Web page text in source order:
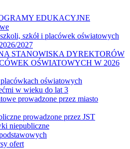
EDUKACYJNE
szkół i placówek oświatowych
2027
STANOWISKA DYREKTORÓW
OŚWIATOWYCH W 2026
oświatowych
w wieku do lat 3
prowadzone przez miasto
prowadzone przez JST
niepubliczne
ofert